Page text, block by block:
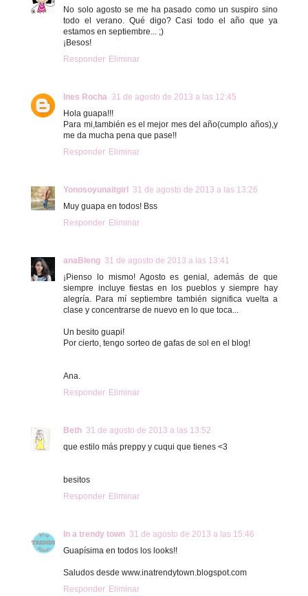
No solo agosto se me ha pasado como un suspiro sino
todo el verano. Qué digo? Casi todo el año que ya
estamos en septiembre... ;)
¡Besos!
Responder Eliminar
Ines Rocha 31 de agosto de 2013 a las 12:45
Hola guapa!!!
Para mi,también es el mejor mes del año(cumplo años),y
me da mucha pena que pase!!
Responder Eliminar
Yonosoyunaitgirl 31 de agosto de 2013 a las 13:26
Muy guapa en todos! Bss
Responder Eliminar
anaBleng 31 de agosto de 2013 a las 13:41
¡Pienso lo mismo! Agosto es genial, además de que
siempre incluye fiestas en los pueblos y siempre hay
alegría. Para mí septiembre también significa vuelta a
clase y concentrarse de nuevo en lo que toca...
Un besito guapi!
Por cierto, tengo sorteo de gafas de sol en el blog!
Ana.
Responder Eliminar
Beth 31 de agosto de 2013 a las 13:52
que estilo más preppy y cuqui que tienes <3
besitos
Responder Eliminar
In a trendy town 31 de agosto de 2013 a las 15:46
Guapísima en todos los looks!!
Saludos desde www.inatrendytown.blogspot.com
Responder Eliminar